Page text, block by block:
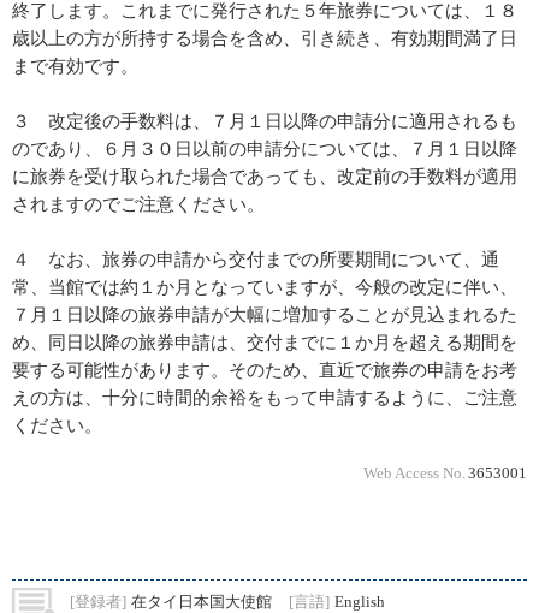
終了します。これまでに発行された５年旅券については、１８
歳以上の方が所持する場合を含め、引き続き、有効期間満了日
まで有効です。
３ 改定後の手数料は、７月１日以降の申請分に適用されるも
のであり、６月３０日以前の申請分については、７月１日以降
に旅券を受け取られた場合であっても、改定前の手数料が適用
されますのでご注意ください。
４ なお、旅券の申請から交付までの所要期間について、通
常、当館では約１か月となっていますが、今般の改定に伴い、
７月１日以降の旅券申請が大幅に増加することが見込まれるた
め、同日以降の旅券申請は、交付までに１か月を超える期間を
要する可能性があります。そのため、直近で旅券の申請をお考
えの方は、十分に時間的余裕をもって申請するように、ご注意
ください。
Web Access No. 3653001
[登録者] 在タイ日本国大使館 [言語] English